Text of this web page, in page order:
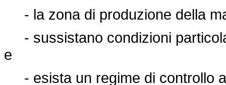
- la zona di produzione della
- sussistano condizioni
e
- esista un regime di controllo